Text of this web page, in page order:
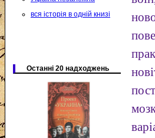
вся історія в одній книзі
Останні 20 надходжень